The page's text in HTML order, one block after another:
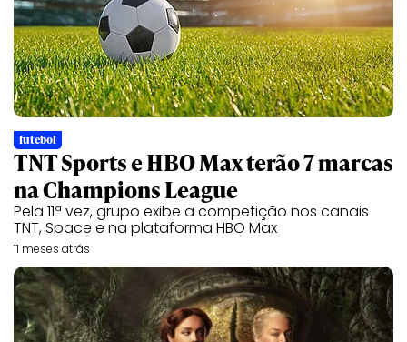
futebol
TNT Sports e HBO Max terão 7 marcas
na Champions League
Pela 11ª vez, grupo exibe a competição nos canais
TNT, Space e na plataforma HBO Max
11 meses atrás